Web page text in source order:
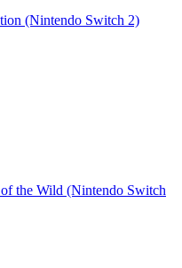
(Nintendo Switch 2)
the Wild (Nintendo Switch